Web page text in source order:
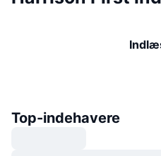
Top-indehavere